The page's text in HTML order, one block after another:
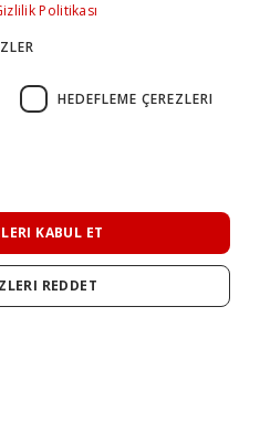
Politikası
HEDEFLEME ÇEREZLERI
KABUL ET
REDDET